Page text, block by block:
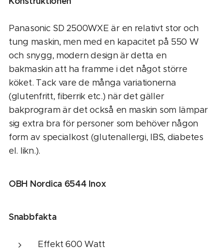
Panasonic SD 2500WXE är en relativt stor och
tung maskin, men med en kapacitet på 550 W
och snygg, modern design är detta en
bakmaskin att ha framme i det något större
köket. Tack vare de många variationerna
(glutenfritt, fiberrik etc.) när det gäller
bakprogram är det också en maskin som lämpar
sig extra bra för personer som behöver någon
form av specialkost (glutenallergi, IBS, diabetes
el. likn.).
OBH Nordica 6544 Inox
Snabbfakta
Effekt 600 Watt